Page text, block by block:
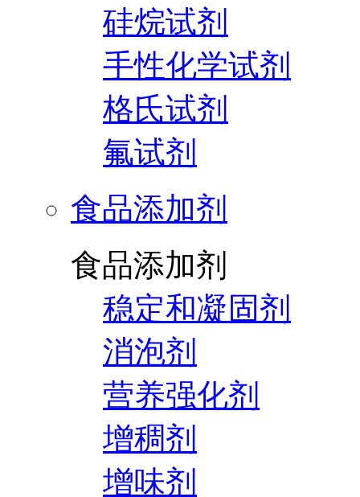
硅烷试剂
手性化学试剂
格氏试剂
氟试剂
食品添加剂
食品添加剂
稳定和凝固剂
消泡剂
营养强化剂
增稠剂
增味剂